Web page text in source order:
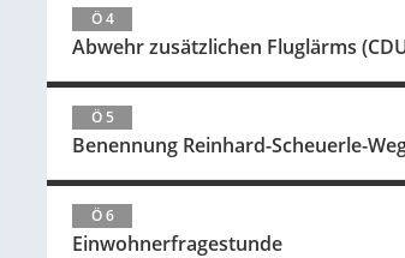
Ö 4
Abwehr zusätzlichen Fluglärms
Ö 5
Benennung Reinhard-Scheuerle-
Ö 6
Einwohnerfragestunde